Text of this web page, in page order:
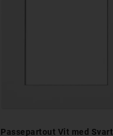
Passepartout Vit med Svart